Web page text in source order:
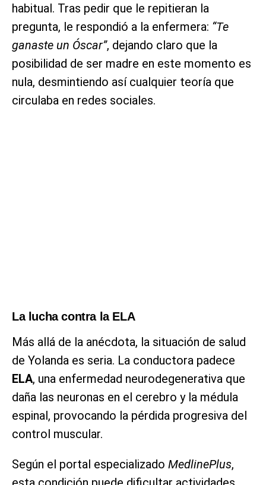
habitual. Tras pedir que le repitieran la
pregunta, le respondió a la enfermera: “Te
ganaste un Óscar”, dejando claro que la
posibilidad de ser madre en este momento es
nula, desmintiendo así cualquier teoría que
circulaba en redes sociales.
La lucha contra la ELA
Más allá de la anécdota, la situación de salud
de Yolanda es seria. La conductora padece
ELA, una enfermedad neurodegenerativa que
daña las neuronas en el cerebro y la médula
espinal, provocando la pérdida progresiva del
control muscular.
Según el portal especializado MedlinePlus,